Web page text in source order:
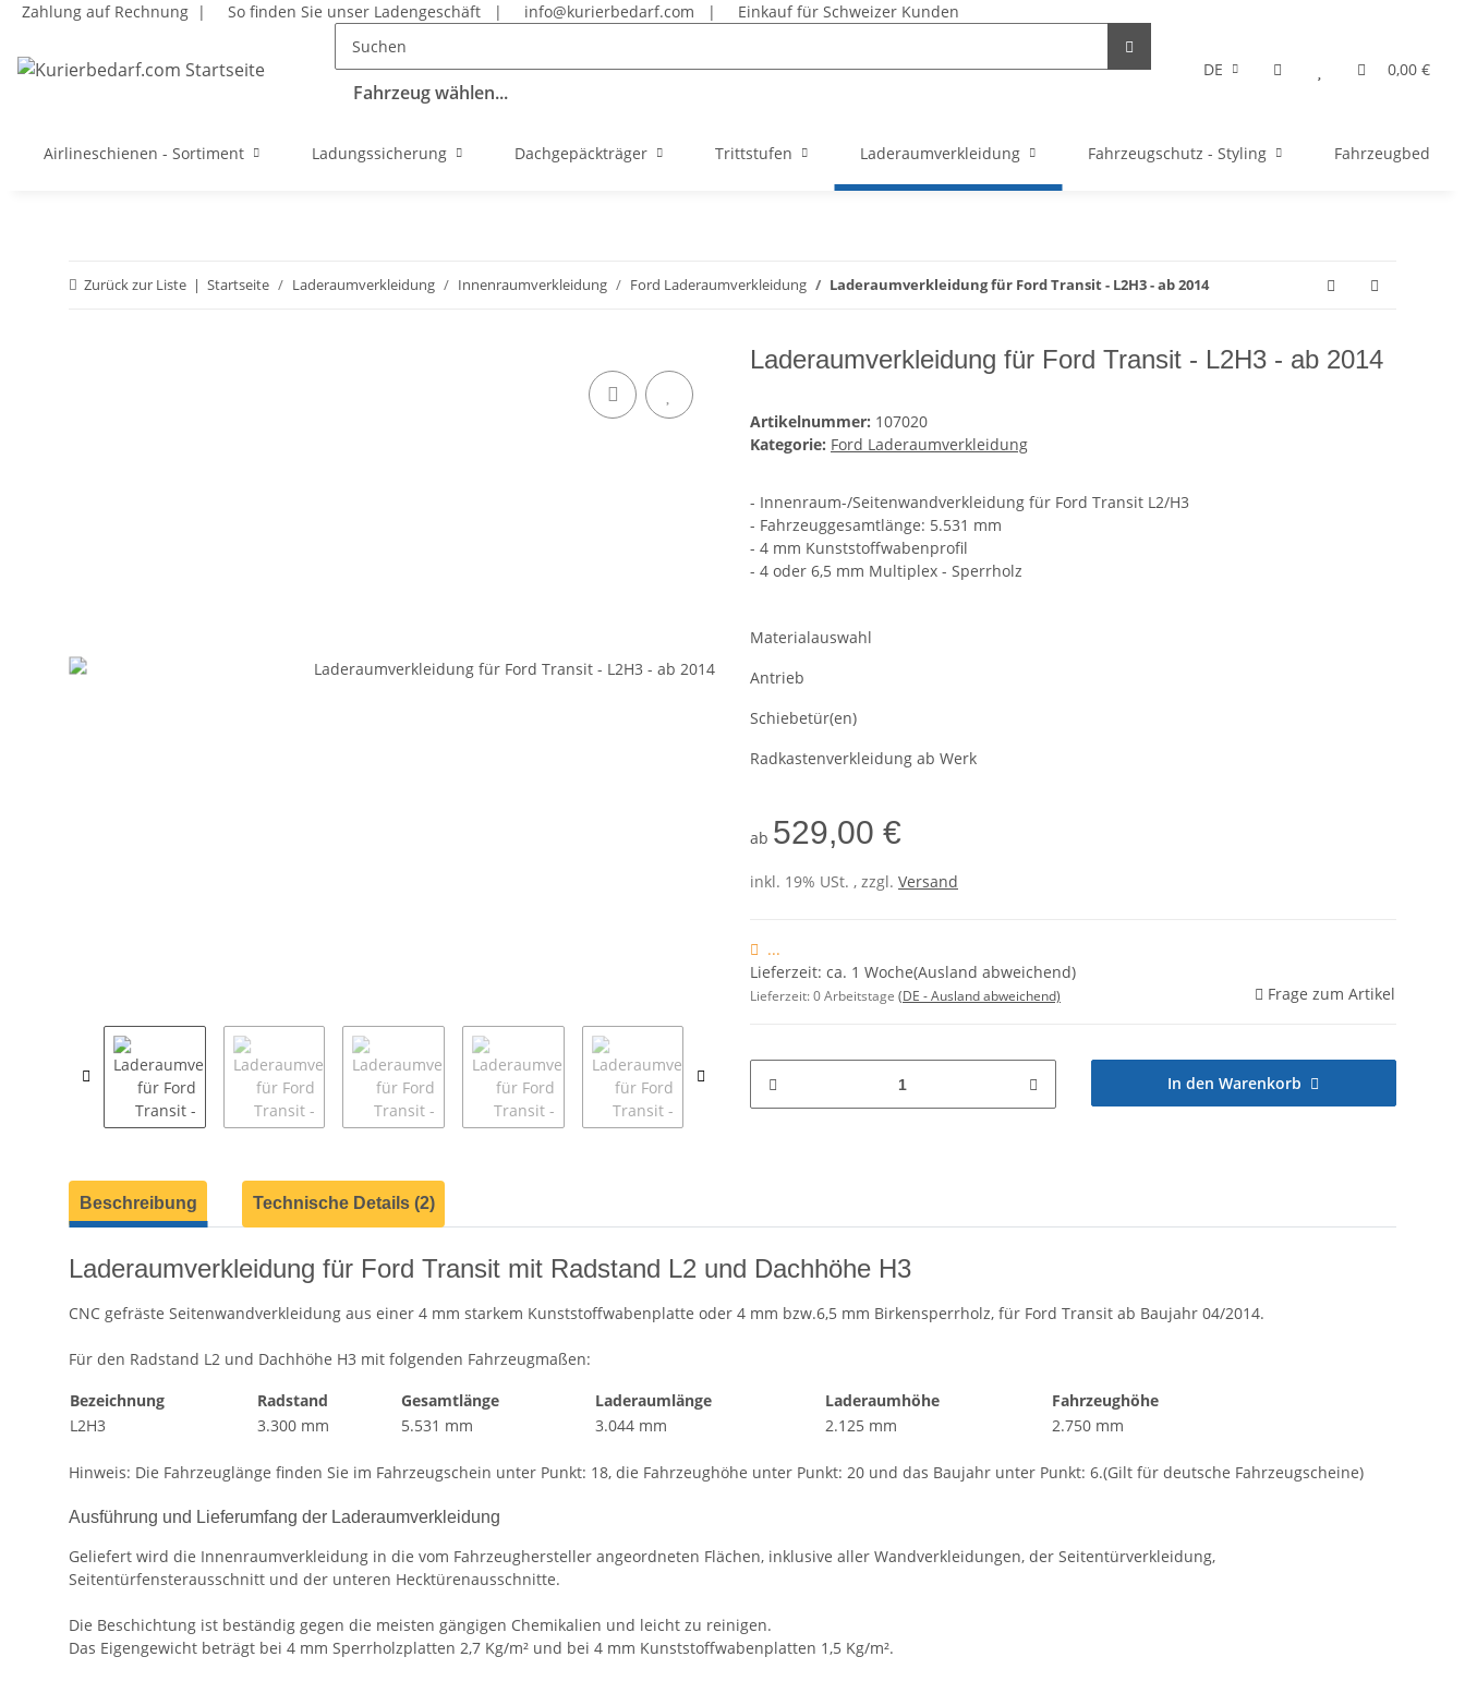
Zahlung auf Rechnung | So finden Sie unser Ladengeschäft | info@kurierbedarf.com | Einkauf für Schweizer Kunden
Fahrzeug wählen...
DE 0,00 €
Airlineschienen - Sortiment Ladungssicherung Dachgepäckträger Trittstufen Laderaumverkleidung Fahrzeugschutz - Styling Fahrzeugbedarf
Zurück zur Liste Startseite Laderaumverkleidung Innenraumverkleidung Ford Laderaumverkleidung Laderaumverkleidung für Ford Transit - L2H3 - ab 2014
Laderaumverkleidung für Ford Transit - L2H3 - ab 2014
Artikelnummer: 107020
Kategorie: Ford Laderaumverkleidung
- Innenraum-/Seitenwandverkleidung für Ford Transit L2/H3
- Fahrzeuggesamtlänge: 5.531 mm
- 4 mm Kunststoffwabenprofil
- 4 oder 6,5 mm Multiplex - Sperrholz
Materialauswahl
Antrieb
Schiebetür(en)
Radkastenverkleidung ab Werk
ab 529,00 €
inkl. 19% USt. , zzgl. Versand
...
Lieferzeit: ca. 1 Woche(Ausland abweichend)
Lieferzeit:0 Arbeitstage (DE - Ausland abweichend) Frage zum Artikel
In den Warenkorb
weitere Registerkarten anzeigen
Beschreibung Technische Details (2)
Laderaumverkleidung für Ford Transit mit Radstand L2 und Dachhöhe H3
CNC gefräste Seitenwandverkleidung aus einer 4 mm starkem Kunststoffwabenplatte oder 4 mm bzw.6,5 mm Birkensperrholz, für Ford Transit ab Baujahr 04/2014.
Für den Radstand L2 und Dachhöhe H3 mit folgenden Fahrzeugmaßen:
Bezeichnung
Radstand Gesamtlänge Laderaumlänge Laderaumhöhe
Fahrzeughöhe
L2H3
3.300 mm 5.531 mm 3.044 mm 2.125 mm 2.750 mm
Hinweis: Die Fahrzeuglänge finden Sie im Fahrzeugschein unter Punkt: 18, die Fahrzeughöhe unter Punkt: 20 und das Baujahr unter Punkt: 6.(Gilt für deutsche Fahrzeugscheine)
Ausführung und Lieferumfang der Laderaumverkleidung
Geliefert wird die Innenraumverkleidung in die vom Fahrzeughersteller angeordneten Flächen, inklusive aller Wandverkleidungen, der Seitentürverkleidung,
Seitentürfensterausschnitt und der unteren Hecktürenausschnitte.
Die Beschichtung ist beständig gegen die meisten gängigen Chemikalien und leicht zu reinigen.
Das Eigengewicht beträgt bei 4 mm Sperrholzplatten 2,7 Kg/m² und bei 4 mm Kunststoffwabenplatten 1,5 Kg/m².